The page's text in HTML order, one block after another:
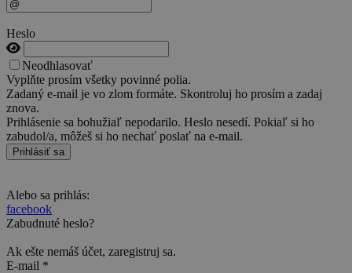
Heslo
Neodhlasovať
Vyplňte prosím všetky povinné polia.
Zadaný e-mail je vo zlom formáte. Skontroluj ho prosím a zadaj
znova.
Prihlásenie sa bohužiaľ nepodarilo. Heslo nesedí. Pokiaľ si ho
zabudol/a, môžeš si ho nechať poslať na e-mail.
Prihlásiť sa
Alebo sa prihlás:
facebook
Zabudnuté heslo?
Ak ešte nemáš účet, zaregistruj sa.
E-mail *